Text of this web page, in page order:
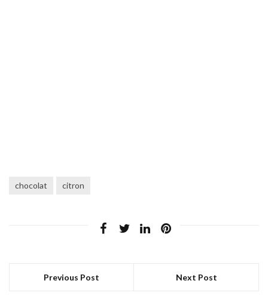
chocolat citron
Previous Post Next Post